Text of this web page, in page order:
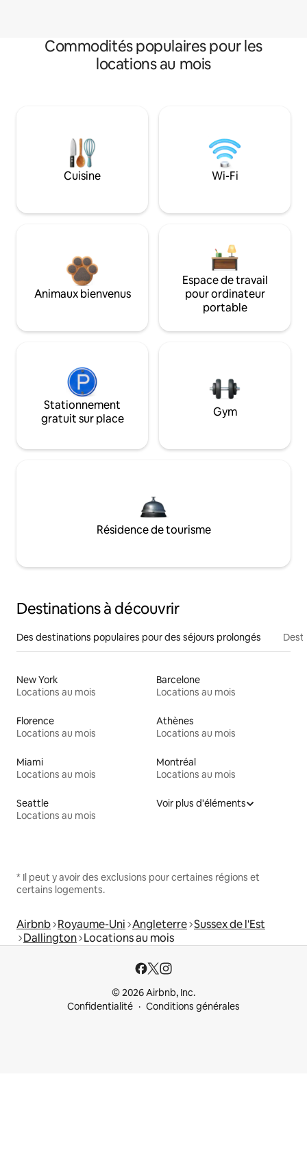
Commodités populaires pour les
locations au mois
Cuisine Wi-Fi
Animaux bienvenus
Espace de travail
pour ordinateur
portable
Stationnement
gratuit sur place
Gym
Résidence de tourisme
Destinations à découvrir
Des destinations populaires pour des séjours prolongés
New York
Locations au mois
Barcelone
Locations au mois
Florence
Locations au mois
Athènes
Locations au mois
Miami
Locations au mois
Montréal
Locations au mois
Seattle
Locations au mois
Voir plus d'éléments
* Il peut y avoir des exclusions pour certaines régions et
certains logements.
Airbnb Royaume-Uni Angleterre Sussex de l'Est
Dallington Locations au mois
© 2026 Airbnb, Inc.
Confidentialité
Conditions générales